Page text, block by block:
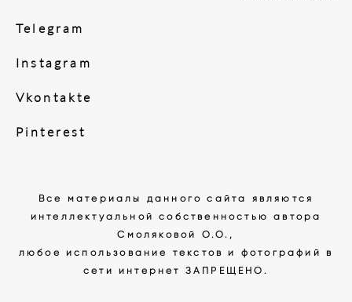
Telegram
I nstagram
Vkontakte
Pinterest
Все материалы данного сайта являются
интеллектуальной собственностью автора
Смоляковой О.О.,
любое использование текстов и фотографий в
сети интернет ЗАПРЕЩЕНО.